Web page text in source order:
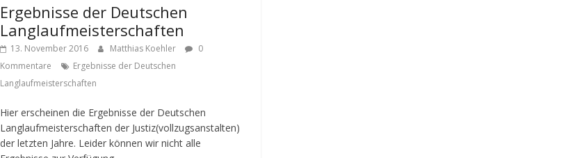
Ergebnisse der Deutschen
Langlaufmeisterschaften
13. November 2016 Matthias Koehler
0
Kommentare
Ergebnisse der Deutschen
Langlaufmeisterschaften
Hier erscheinen die Ergebnisse der Deutschen
Langlaufmeisterschaften der Justiz(vollzugsanstalten)
der letzten Jahre. Leider können wir nicht alle